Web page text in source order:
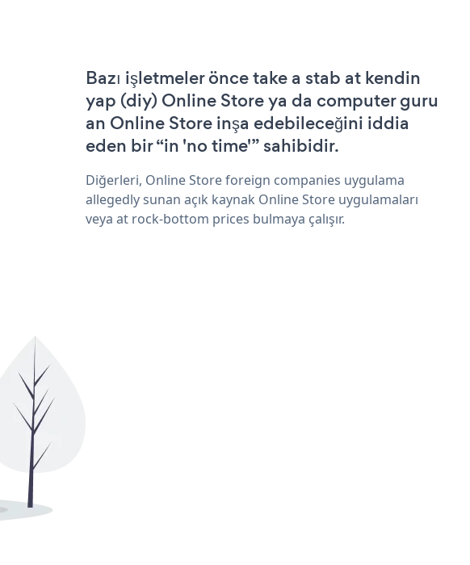
Bazı işletmeler önce take a stab at kendin
yap (diy) Online Store ya da computer guru
an Online Store inşa edebileceğini iddia
eden bir “in 'no time'” sahibidir.
Diğerleri, Online Store foreign companies uygulama
allegedly sunan açık kaynak Online Store uygulamaları
veya at rock-bottom prices bulmaya çalışır.